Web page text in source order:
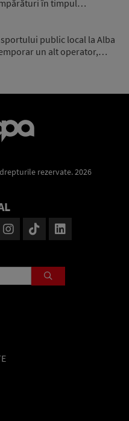
în timpul…
public local la Alba
un alt operator,…
rezervate. 2026